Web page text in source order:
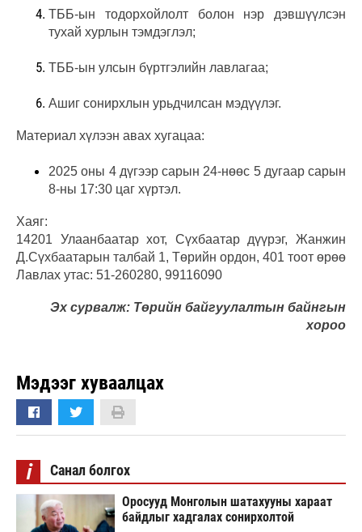
ТББ-ын тодорхойлолт болон нэр дэвшүүлсэн
тухай хурлын тэмдэглэл;
ТББ-ын улсын бүртгэлийн лавлагаа;
Ашиг сонирхлын урьдчилсан мэдүүлэг.
Материал хүлээн авах хугацаа:
2025 оны 4 дүгээр сарын 24-нөөс 5 дугаар сарын
8-ны 17:30 цаг хүртэл.
Хаяг:
14201 Улаанбаатар хот, Сүхбаатар дүүрэг, Жанжин
Д.Сүхбаатарын талбай 1, Төрийн ордон, 401 тоот өрөө
Лавлах утас: 51-260280, 99116090
Эх сурвалж: Төрийн байгуулалтын байнгын
хороо
Мэдээг хуваалцах
i Санал болгох
Оросууд Монголын шатахууны хараат
байдлыг хадгалах сонирхолтой